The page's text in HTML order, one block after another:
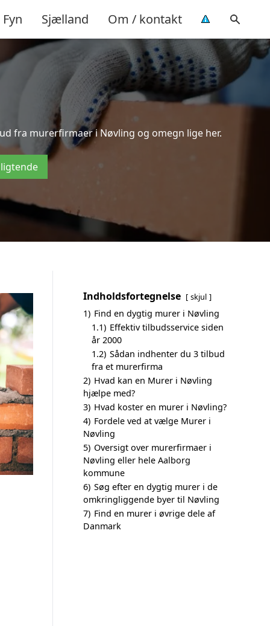
Fyn Sjælland Om / kontakt
fra murerfirmaer i Nøvling og omegn lige her.
Indholdsfortegnelse skjul
1) Find en dygtig murer i Nøvling
1.1) Effektiv tilbudsservice siden
år 2000
1.2) Sådan indhenter du 3 tilbud
fra et murerfirma
2) Hvad kan en Murer i Nøvling
hjælpe med?
3) Hvad koster en murer i Nøvling?
4) Fordele ved at vælge Murer i
Nøvling
5) Oversigt over murerfirmaer i
Nøvling eller hele Aalborg
kommune
6) Søg efter en dygtig murer i de
omkringliggende byer til Nøvling
7) Find en murer i øvrige dele af
Danmark